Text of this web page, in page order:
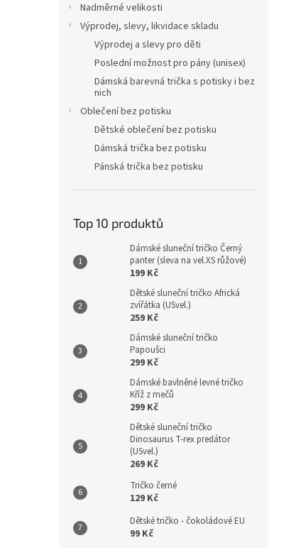
Nadměrné velikosti
Výprodej, slevy, likvidace skladu
Výprodej a slevy pro děti
Poslední možnost pro pány (unisex)
Dámská barevná trička s potisky i bez
nich
Oblečení bez potisku
Dětské oblečení bez potisku
Dámská trička bez potisku
Pánská trička bez potisku
Top 10 produktů
Dámské sluneční tričko Černý
panter (sleva na vel.XS růžové)
199 Kč
Dětské sluneční tričko Africká
zvířátka (USvel.)
259 Kč
Dámské sluneční tričko
Papoušci
299 Kč
Dámské bavlněné levné tričko
Kříž z mečů
299 Kč
Dětské sluneční tričko
Dinosaurus T-rex predátor
(USvel.)
269 Kč
Tričko černé
129 Kč
Dětské tričko - čokoládové EU
99 Kč